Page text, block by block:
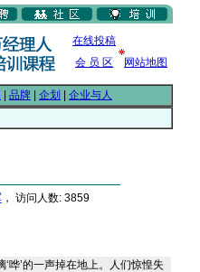
在线投稿
会 员 区
网站地图
品牌 企划
企业与人
， 访问人数: 3859
’的一声掉在地上。人们惊惶失